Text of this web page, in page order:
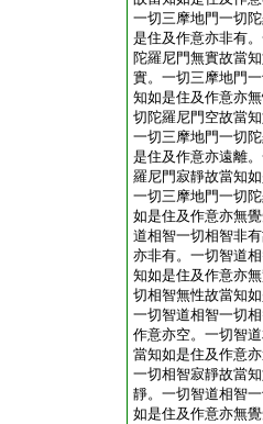
一切三摩地門一切
是住及作意亦非有
陀羅尼門無實故當
實。一切三摩地門
知如是住及作意亦
切陀羅尼門空故當
一切三摩地門一切
是住及作意亦遠離
羅尼門寂靜故當知
一切三摩地門一切
如是住及作意亦無
道相智一切相智非
亦非有。一切智道
知如是住及作意亦
切相智無性故當知
一切智道相智一切
作意亦空。一切智
當知如是住及作意
一切相智寂靜故當
靜。一切智道相智
如是住及作意亦無